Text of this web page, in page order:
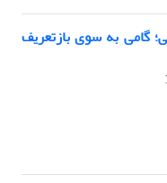
گامی به سوی بازتعریف